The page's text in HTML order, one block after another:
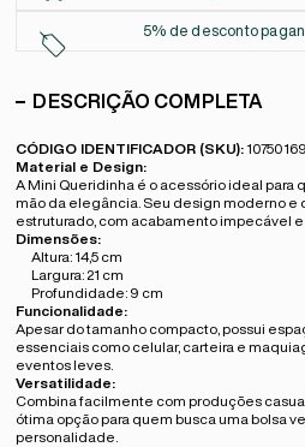
5% de desconto
DESCRIÇÃO COMPLETA
CÓDIGO IDENTIFICADOR (SKU): 10750169
Material e Design:
A Mini Queridinha é o acessório ideal para
mão da elegância. Seu design moderno e
estruturado, com acabamento impecável
Dimensões:
Altura: 14,5 cm
Largura: 21 cm
Profundidade: 9 cm
Funcionalidade:
Apesar do tamanho compacto, possui
essenciais como celular, carteira e
eventos leves.
Versatilidade:
Combina facilmente com produções
ótima opção para quem busca uma bolsa
personalidade.